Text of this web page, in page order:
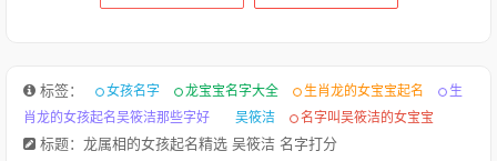
标签： 女孩名字 龙宝宝名字大全 生肖龙的女宝宝起名
生
肖龙的女孩起名吴筱洁那些字好
吴筱洁 名字叫吴筱洁的女宝宝
标题：龙属相的女孩起名精选 吴筱洁 名字打分